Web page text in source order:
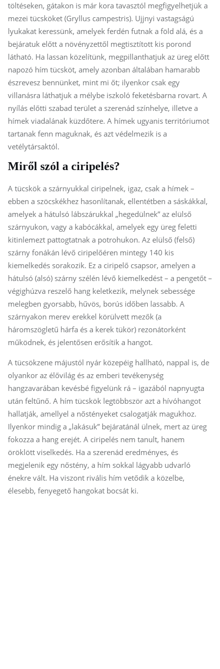
töltéseken, gátakon is már kora tavasztól megfigyelhetjük a
mezei tücsköket (Gryllus campestris). Ujjnyi vastagságú
lyukakat keressünk, amelyek ferdén futnak a föld alá, és a
bejáratuk előtt a növényzettől megtisztított kis porond
látható. Ha lassan közelítünk, megpillanthatjuk az üreg előtt
napozó hím tücsköt, amely azonban általában hamarabb
észrevesz bennünket, mint mi őt; ilyenkor csak egy
villanásra láthatjuk a mélybe iszkoló feketésbarna rovart. A
nyílás előtti szabad terület a szerenád színhelye, illetve a
hímek viadalának küzdőtere. A hímek ugyanis territóriumot
tartanak fenn maguknak, és azt védelmezik is a
vetélytársaktól.
Miről szól a ciripelés?
A tücskök a szárnyukkal ciripelnek, igaz, csak a hímek –
ebben a szöcskékhez hasonlítanak, ellentétben a sáskákkal,
amelyek a hátulsó lábszárukkal „hegedülnek” az elülső
szárnyukon, vagy a kabócákkal, amelyek egy üreg feletti
kitinlemezt pattogtatnak a potrohukon. Az elülső (felső)
szárny fonákán lévő ciripelőéren mintegy 140 kis
kiemelkedés sorakozik. Ez a ciripelő csapsor, amelyen a
hátulsó (alsó) szárny szélén lévő kiemelkedést – a pengetőt –
végighúzva reszelő hang keletkezik, melynek sebessége
melegben gyorsabb, hűvös, borús időben lassabb. A
szárnyakon merev erekkel körülvett mezők (a
háromszögletű hárfa és a kerek tükör) rezonátorként
működnek, és jelentősen erősítik a hangot.
A tücsökzene májustól nyár közepéig hallható, nappal is, de
olyankor az élővilág és az emberi tevékenység
hangzavarában kevésbé figyelünk rá – igazából napnyugta
után feltűnő. A hím tücskök legtöbbször azt a hívóhangot
hallatják, amellyel a nőstényeket csalogatják magukhoz.
Ilyenkor mindig a „lakásuk” bejáratánál ülnek, mert az üreg
fokozza a hang erejét. A ciripelés nem tanult, hanem
öröklött viselkedés. Ha a szerenád eredményes, és
megjelenik egy nőstény, a hím sokkal lágyabb udvarló
énekre vált. Ha viszont rivális hím vetődik a közelbe,
élesebb, fenyegető hangokat bocsát ki.